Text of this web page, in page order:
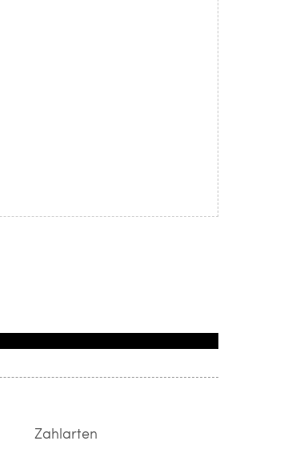
Zahlarten